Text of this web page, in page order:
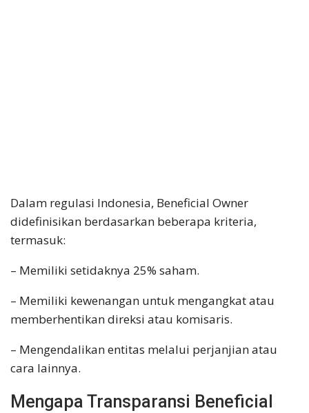
Dalam regulasi Indonesia, Beneficial Owner
didefinisikan berdasarkan beberapa kriteria,
termasuk:
– Memiliki setidaknya 25% saham.
– Memiliki kewenangan untuk mengangkat atau
memberhentikan direksi atau komisaris.
– Mengendalikan entitas melalui perjanjian atau
cara lainnya.
Mengapa Transparansi Beneficial